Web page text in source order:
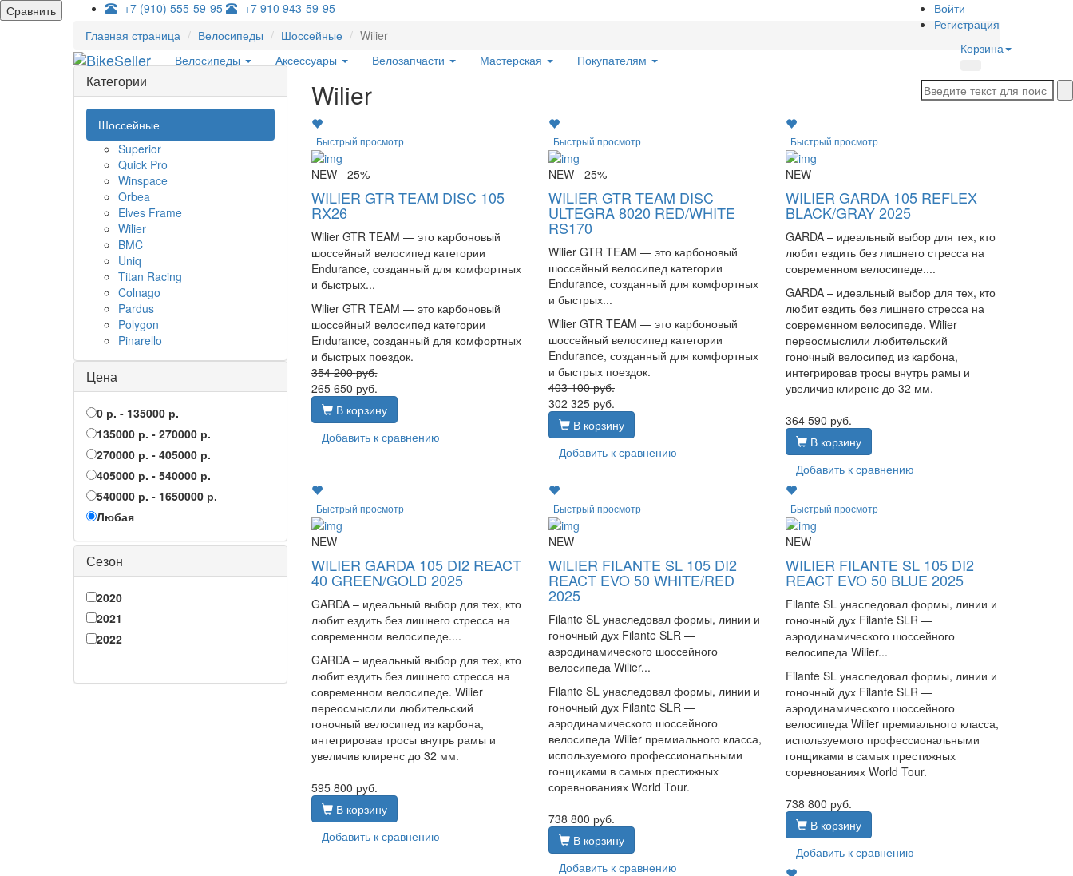
Сравнить +7 (910) 555-59-95 +7 910 943-59-95
Войти
Регистрация
Велосипеды Аксессуары Велозапчасти Мастерская Покупателям
Корзина
Главная страница Велосипеды Шоссейные Wilier
Категории
Шоссейные
Superior
Quick Pro
Winspace
Orbea
Elves Frame
Wilier
BMC
Uniq
Titan Racing
Colnago
Pardus
Polygon
Pinarello
Цена
0 р. - 135000 р.
135000 р. - 270000 р.
270000 р. - 405000 р.
405000 р. - 540000 р.
540000 р. - 1650000 р.
Любая
Сезон
2020
2021
2022
Wilier
Быстрый просмотр
NEW - 25%
WILIER GTR TEAM DISC 105
RX26
Wilier GTR TEAM — это карбоновый
шоссейный велосипед категории
Endurance, созданный для комфортных
и быстрых...
Wilier GTR TEAM — это карбоновый
шоссейный велосипед категории
Endurance, созданный для комфортных
и быстрых поездок.
354 200руб.
265 650 руб.
В корзину
Добавить к сравнению
Быстрый просмотр
NEW - 25%
WILIER GTR TEAM DISC
ULTEGRA 8020 RED/WHITE
RS170
Wilier GTR TEAM — это карбоновый
шоссейный велосипед категории
Endurance, созданный для комфортных
и быстрых...
Wilier GTR TEAM — это карбоновый
шоссейный велосипед категории
Endurance, созданный для комфортных
и быстрых поездок.
403 100руб.
302 325руб.
В корзину
Добавить к сравнению
Быстрый просмотр
NEW
WILIER GARDA 105 REFLEX
BLACK/GRAY 2025
GARDA – идеальный выбор для тех, кто
любит ездить без лишнего стресса на
современном велосипеде....
GARDA – идеальный выбор для тех, кто
любит ездить без лишнего стресса на
современном велосипеде. Wilier
переосмыслили любительский
гоночный велосипед из карбона,
интегрировав тросы внутрь рамы и
увеличив клиренс до 32 мм.
364 590 руб.
В корзину
Добавить к сравнению
Быстрый просмотр
NEW
WILIER GARDA 105 DI2 REACT
40 GREEN/GOLD 2025
GARDA – идеальный выбор для тех, кто
любит ездить без лишнего стресса на
современном велосипеде....
GARDA – идеальный выбор для тех, кто
любит ездить без лишнего стресса на
современном велосипеде. Wilier
переосмыслили любительский
гоночный велосипед из карбона,
интегрировав тросы внутрь рамы и
увеличив клиренс до 32 мм.
595 800 руб.
В корзину
Добавить к сравнению
Быстрый просмотр
NEW
WILIER FILANTE SL 105 DI2
REACT EVO 50 WHITE/RED
2025
Filante SL унаследовал формы, линии и
гоночный дух Filante SLR —
аэродинамического шоссейного
велосипеда Wilier...
Filante SL унаследовал формы, линии и
гоночный дух Filante SLR —
аэродинамического шоссейного
велосипеда Wilier премиального класса,
используемого профессиональными
гонщиками в самых престижных
соревнованиях World Tour.
738 800 руб.
В корзину
Добавить к сравнению
Быстрый просмотр
NEW
WILIER FILANTE SL 105 DI2
REACT EVO 50 BLUE 2025
Filante SL унаследовал формы, линии и
гоночный дух Filante SLR —
аэродинамического шоссейного
велосипеда Wilier...
Filante SL унаследовал формы, линии и
гоночный дух Filante SLR —
аэродинамического шоссейного
велосипеда Wilier премиального класса,
используемого профессиональными
гонщиками в самых престижных
соревнованиях World Tour.
738 800 руб.
В корзину
Добавить к сравнению